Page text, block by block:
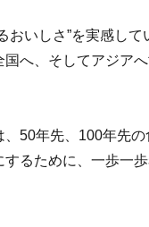
いしさ”を実感して
へ、そしてアジア
50年先、100年先の
るために、一歩一